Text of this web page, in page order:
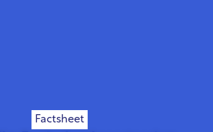
Factsheet